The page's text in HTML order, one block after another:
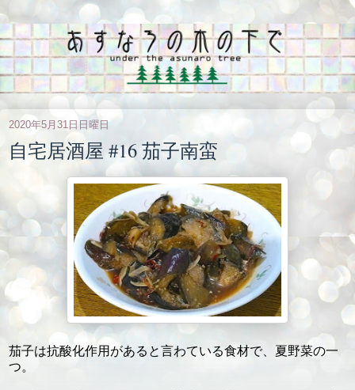
2020年5月31日日曜日
自宅居酒屋 #16 茄子南蛮
茄子は抗酸化作用があると言わている食材で、夏野菜の一
つ。